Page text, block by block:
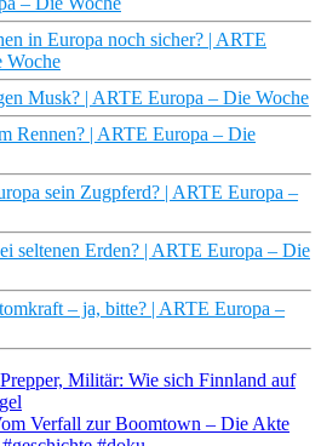
in Europa noch sicher? | ARTE
Woche
Musk? | ARTE Europa – Die Woche
Rennen? | ARTE Europa – Die
sein Zugpferd? | ARTE Europa –
seltenen Erden? | ARTE Europa – Die
– ja, bitte? | ARTE Europa –
Militär: Wie sich Finnland auf
Verfall zur Boomtown – Die Akte